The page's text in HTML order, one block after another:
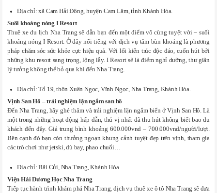
Địa chỉ: xã Cam Hải Đông, huyện Cam Lâm, tỉnh Khánh Hòa.
Suối khoáng nóng I Resort
Thuê xe du lịch Nha Trang sẽ dẫn bạn đến một điểm vô cùng tuyệt vời – suối
khoáng nóng I Resort. Ở đây nổi tiếng với dịch vụ tắm bùn khoáng là phương
pháp chăm sóc sức khỏe cực hiệu quả. Với lối kiến trúc độc đáo, cuốn hút bởi
những khu resort sang trọng, lộng lẫy. I Resort sẽ là điểm nghỉ dưỡng, thư giãn
lý tưởng không thể bỏ qua khi đến Nha Trang.
Địa chỉ: Tổ 19, thôn Xuân Ngọc, Vĩnh Ngọc, Nha Trang, Khánh Hòa.
Vịnh San Hô – trải nghiệm lặn ngắm san hô
Đến Nha Trang, hãy ghé thăm và trải nghiệm lặn ngắm biển ở Vịnh San Hô. Là
một trong những hoạt động hấp dẫn, thú vị nhất đã thu hút không biết bao du
khách đến đây. Giá trung bình khoảng 600.000vnd – 700.000vnd/người/lượt.
Bên cạnh đó bạn còn thưởng ngoạn khung cảnh tuyệt đẹp trên vịnh, tham gia
các trò chơi như jetski, dù bay, phao chuối…
Địa chỉ: Bãi Củi, Nha Trang, Khánh Hòa
Viện Hải Dương Học Nha Trang
Tiếp tục hành trình khám phá Nha Trang, dịch vụ thuê xe ô tô Nha Trang sẽ đưa